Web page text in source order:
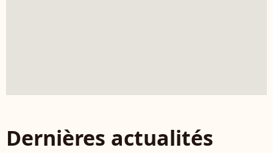
Dernières actualités